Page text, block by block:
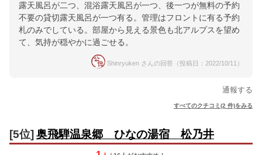
露天風呂が二つ、混浴露天風呂が一つ、後一つが無料の予約
不要の貸切露天風呂が一つ有る。管理はフロントに有る予約
札のみでしている。部屋から見える景色も北アルプスを望め
て、気持が穏やかに過ごせる。
Shinryuken さんの回答（投稿日：2022/10/11）
通報する
すべてのクチコミ(2 件)をみる
[5位] 奥飛騨温泉郷 ひなの湯宿 松乃井